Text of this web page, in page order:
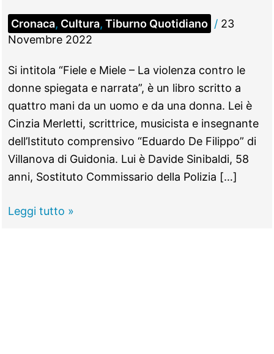
Cronaca, Cultura, Tiburno Quotidiano / 23
Novembre 2022
Si intitola “Fiele e Miele – La violenza contro le
donne spiegata e narrata”, è un libro scritto a
quattro mani da un uomo e da una donna. Lei è
Cinzia Merletti, scrittrice, musicista e insegnante
dell’Istituto comprensivo “Eduardo De Filippo” di
Villanova di Guidonia. Lui è Davide Sinibaldi, 58
anni, Sostituto Commissario della Polizia […]
MARCELLINA
Leggi tutto »